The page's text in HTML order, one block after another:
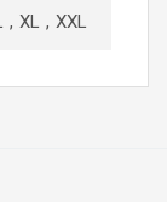
, XL , XXL